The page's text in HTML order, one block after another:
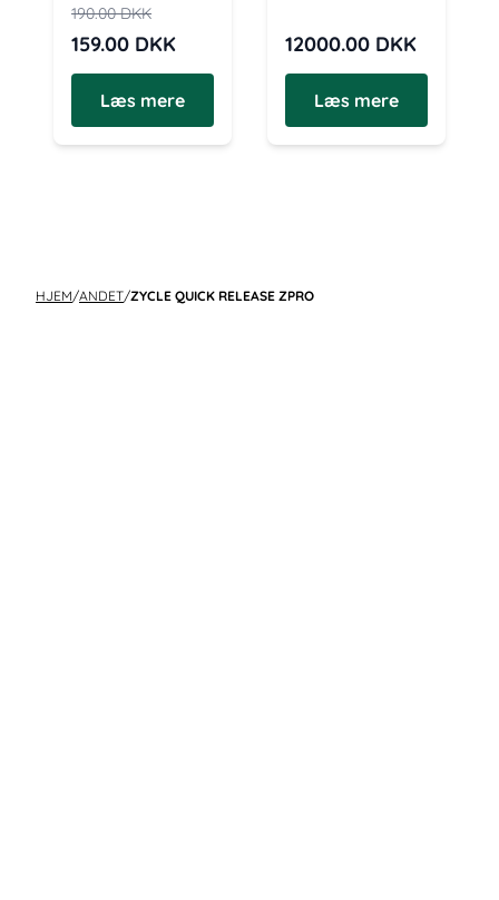
190.00DKK
159.00 DKK
Læs mere
12000.00 DKK
Læs mere
HJEM/ANDET/ZYCLE QUICK RELEASE ZPRO